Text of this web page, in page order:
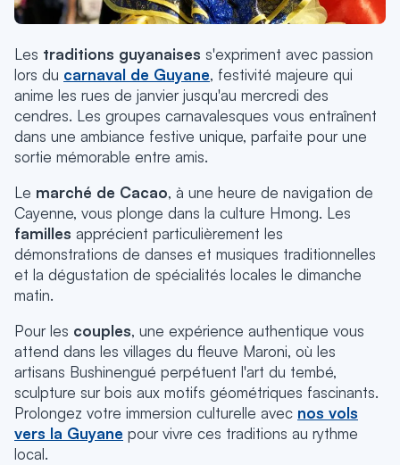
Les traditions guyanaises s'expriment avec passion
lors du carnaval de Guyane, festivité majeure qui
anime les rues de janvier jusqu'au mercredi des
cendres. Les groupes carnavalesques vous entraînent
dans une ambiance festive unique, parfaite pour une
sortie mémorable entre amis.
Le marché de Cacao, à une heure de navigation de
Cayenne, vous plonge dans la culture Hmong. Les
familles apprécient particulièrement les
démonstrations de danses et musiques traditionnelles
et la dégustation de spécialités locales le dimanche
matin.
Pour les couples, une expérience authentique vous
attend dans les villages du fleuve Maroni, où les
artisans Bushinengué perpétuent l'art du tembé,
sculpture sur bois aux motifs géométriques fascinants.
Prolongez votre immersion culturelle avec nos vols
vers la Guyane pour vivre ces traditions au rythme
local.